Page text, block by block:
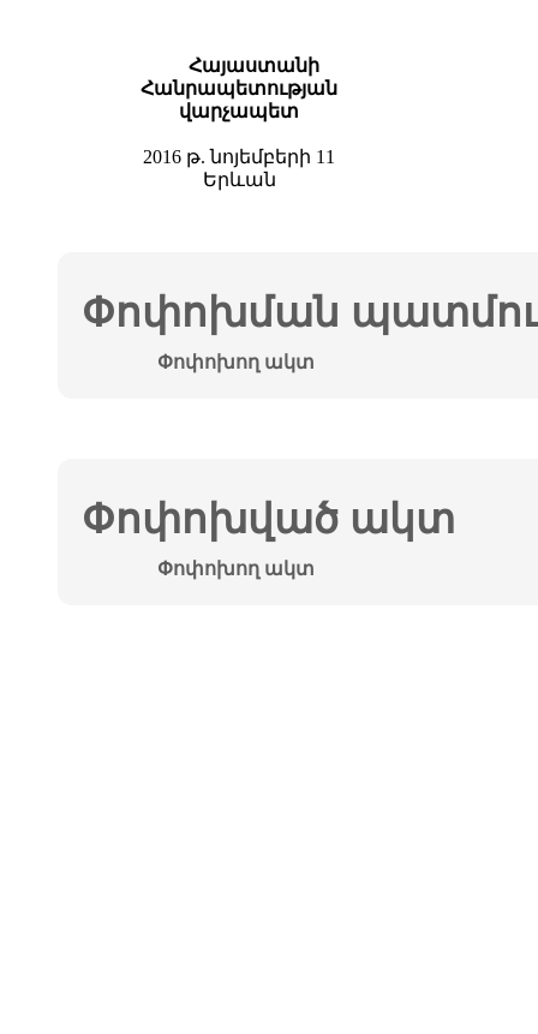
Հայաստանի
Հանրապետության
վարչապետ
2016 թ. նոյեմբերի 11
Երևան
Փոփոխման
Փոփոխող ակտ
Փոփոխված ակտ
Փոփոխող ակտ